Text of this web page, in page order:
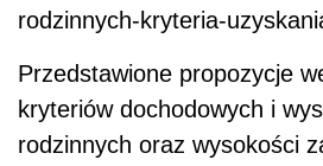
rodzinnych-kryteria-
Przedstawione propozycje
kryteriów dochodowych i
rodzinnych oraz wysokości